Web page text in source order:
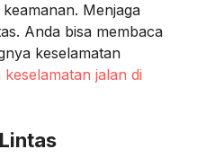
Menjaga
Anda bisa membaca
keselamatan
keselamatan jalan di